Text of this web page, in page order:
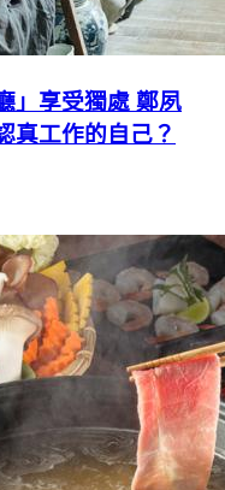
」享受獨處 鄭夙
真工作的自己？